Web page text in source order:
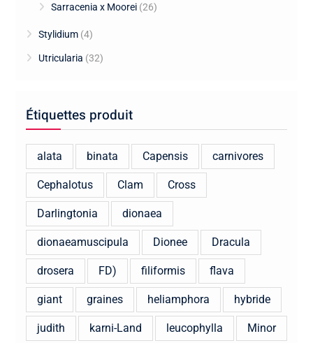
Sarracenia x Moorei (26)
Stylidium (4)
Utricularia (32)
Étiquettes produit
alata binata Capensis carnivores
Cephalotus Clam Cross
Darlingtonia dionaea
dionaeamuscipula Dionee Dracula
drosera FD) filiformis flava
giant graines heliamphora hybride
judith karni-Land leucophylla Minor